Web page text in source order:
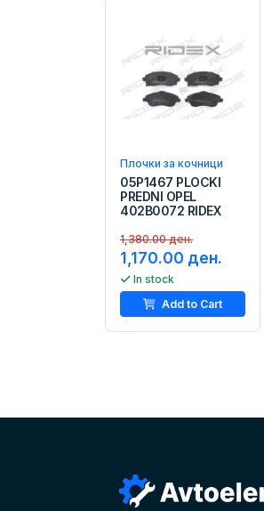
Плочки за кочници
05P1467 PLOCKI
PREDNI OPEL
402B0072 RIDEX
1,380.00 ден.
1,170.00 ден.
In stock
Add to Cart